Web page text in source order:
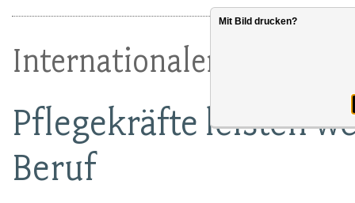
Internationaler Tag der
Pflegekräfte leisten
Beruf
Mit Bild drucken?